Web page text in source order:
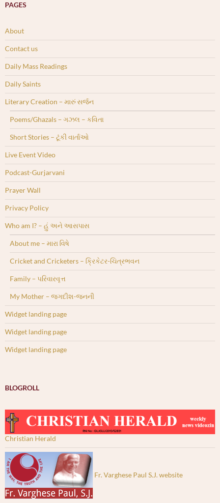
PAGES
About
Contact us
Daily Mass Readings
Daily Saints
Literary Creation – મારું સર્જન
Poems/Ghazals – ગઝલ – કવિતા
Short Stories – ટૂંકી વાર્તાઓ
Live Event Video
Podcast-Gurjarvani
Prayer Wall
Privacy Policy
Who am I? – હું અને આસપાસ
About me – મારા વિષે
Cricket and Cricketers – ક્રિકેટર-ચિત્રભવન
Family – પરિવારવૃત્ત
My Mother – જગદીશ-જનની
Widget landing page
Widget landing page
Widget landing page
BLOGROLL
Christian Herald
Fr. Varghese Paul S.J. website